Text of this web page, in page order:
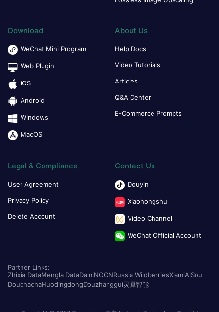
Download
WeChat Mini Program
Web Plugin
iOS
Android
Windows
MacOS
About Us
Help Docs
Video Tutorials
Articles
Q&A Center
E-Commerce Prompts
Legal & Compliance
User Agreement
Privacy Policy
Delete Account
Contact Us
Douyin
Xiaohongshu
Video Channel
WeChat Official Account
Partner Links:
Zhixia DataMengla DataDamiNOONRussia WildberriesXiamiAiSou
DouchachaHuodingdongDouzhanggui灵犀智能